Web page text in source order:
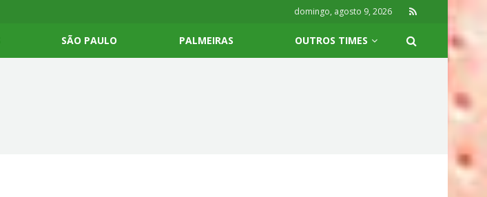
domingo, agosto 9, 2026
SÃO PAULO PALMEIRAS OUTROS TIMES